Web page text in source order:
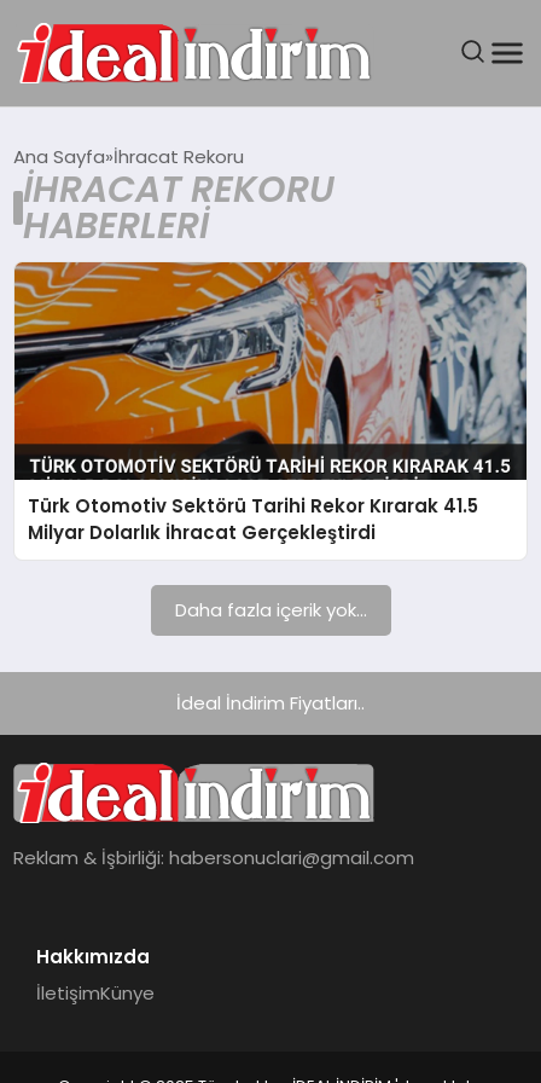
BILGISAYAR
DÜNYA
SEYAHAT
TEKNOLOJI
YAŞAM
Ana Sayfa İhracat Rekoru
İHRACAT REKORU
HABERLERI
Türk Otomotiv Sektörü Tarihi Rekor Kırarak 41.5
Milyar Dolarlık İhracat Gerçekleştirdi
Daha fazla içerik yok...
İdeal İndirim Fiyatları..
Reklam & İşbirliği:habersonuclari@gmail.com
Hakkımızda
İletişimKünye